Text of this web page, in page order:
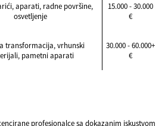
aparati, radne površine,
osvetljenje
15.000 - 30.000
€
transformacija, vrhunski
pametni aparati
30.000 - 60.000+
€
profesionalce sa dokazanim iskustvom